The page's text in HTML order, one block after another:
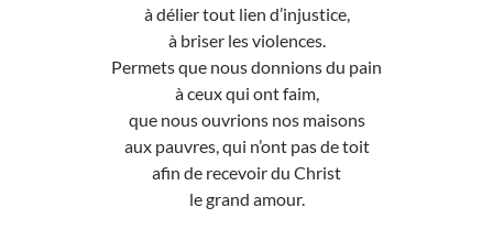
à délier tout lien d’injustice,
à briser les violences.
Permets que nous donnions du pain
à ceux qui ont faim,
que nous ouvrions nos maisons
aux pauvres, qui n’ont pas de toit
afin de recevoir du Christ
le grand amour.